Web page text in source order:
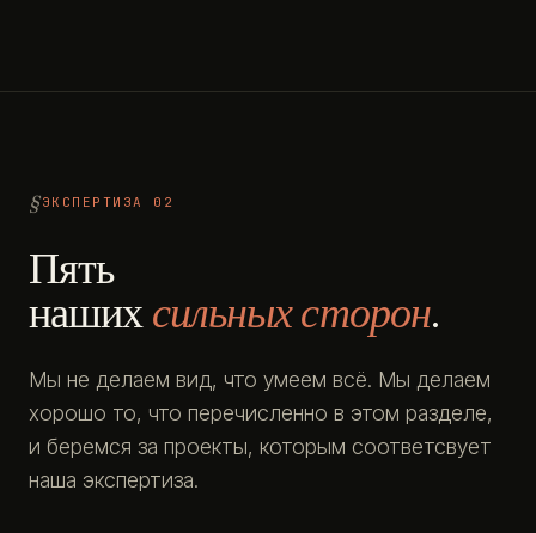
ЭКСПЕРТИЗА 02
Пять
нашихсильных сторон.
Мы не делаем вид, что умеем всё. Мы делаем
хорошо то, что перечисленно в этом разделе,
и беремся за проекты, которым соответсвует
наша экспертиза.